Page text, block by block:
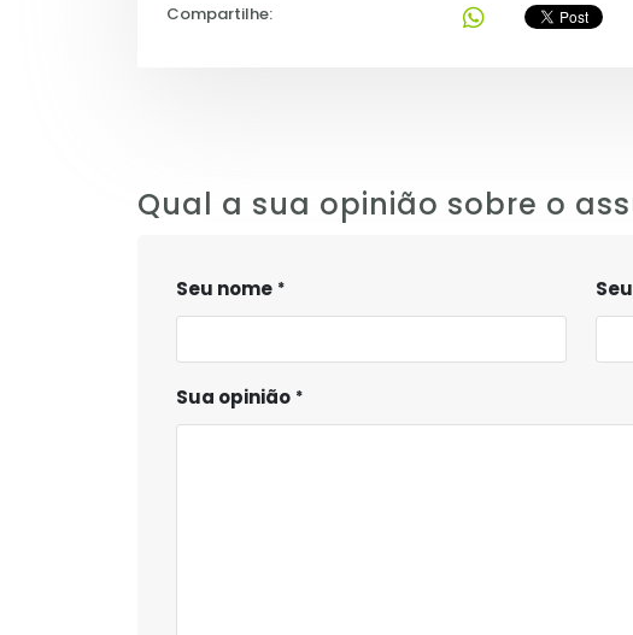
Compartilhe:
Qual a sua opinião sobre o
Seu nome
Sua opinião